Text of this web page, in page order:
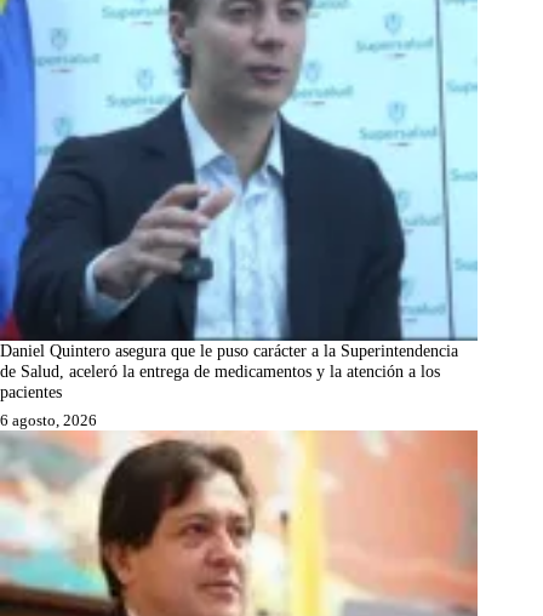
Daniel Quintero asegura que le puso carácter a la Superintendencia
de Salud, aceleró la entrega de medicamentos y la atención a los
pacientes
6 agosto, 2026